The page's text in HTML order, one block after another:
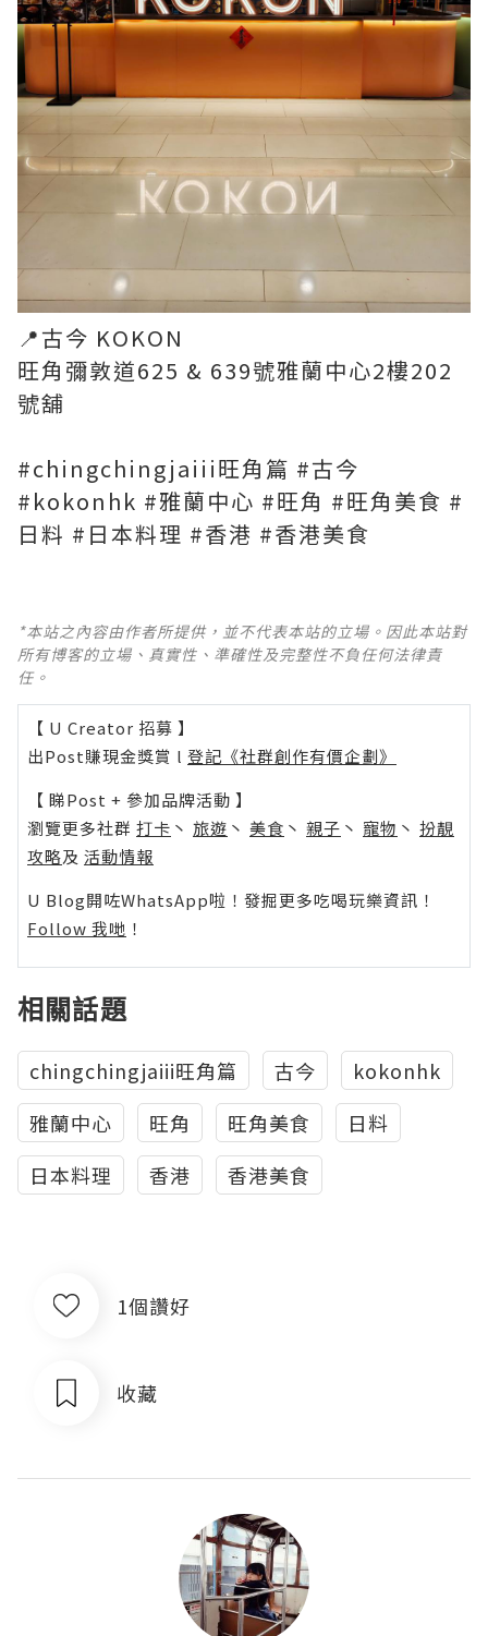
📍古今 KOKON
旺角彌敦道625 & 639號雅蘭中心2樓202
號舖
#chingchingjaiii旺角篇 #古今
#kokonhk #雅蘭中心 #旺角 #旺角美食 #
日料 #日本料理 #香港 #香港美食
*本站之內容由作者所提供，並不代表本站的立場。因此本站對
所有博客的立場、真實性、準確性及完整性不負任何法律責
任。
【 U Creator 招募 】
出Post賺現金獎賞 l 登記《社群創作有價企劃》
【 睇Post + 參加品牌活動 】
瀏覽更多社群 打卡 丶 旅遊 丶 美食 丶 親子 丶 寵物 丶 扮靚
攻略及 活動情報
U Blog開咗WhatsApp啦！發掘更多吃喝玩樂資訊！
Follow 我哋 ！
相關話題
chingchingjaiii旺角篇 古今
kokonhk
雅蘭中心
旺角 旺角美食
日料
日本料理
香港 香港美食
1個讚好
收藏